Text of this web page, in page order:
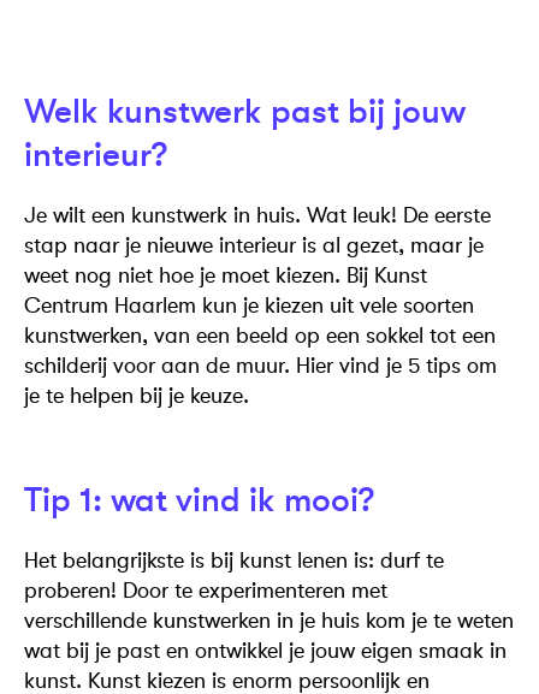
Welk kunstwerk past bij jouw
interieur?
Je wilt een kunstwerk in huis. Wat leuk! De eerste
stap naar je nieuwe interieur is al gezet, maar je
weet nog niet hoe je moet kiezen. Bij Kunst
Centrum Haarlem kun je kiezen uit vele soorten
kunstwerken, van een beeld op een sokkel tot een
schilderij voor aan de muur. Hier vind je 5 tips om
je te helpen bij je keuze.
Tip 1: wat vind ik mooi?
Het belangrijkste is bij kunst lenen is: durf te
proberen! Door te experimenteren met
verschillende kunstwerken in je huis kom je te weten
wat bij je past en ontwikkel je jouw eigen smaak in
kunst. Kunst kiezen is enorm persoonlijk en